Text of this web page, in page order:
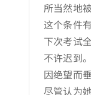
所当然地
这个条件
下次考试
不许迟到。
因绝望而
尽管认为